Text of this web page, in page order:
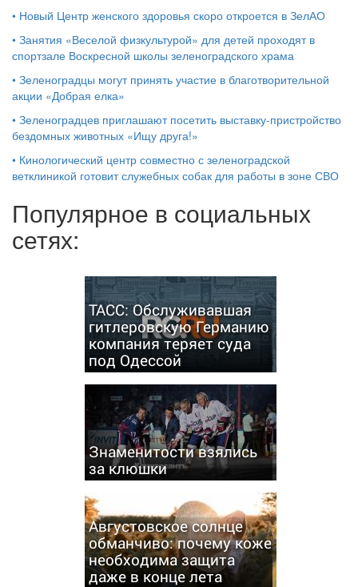
• Новый Центр женского здоровья скоро откроется в ЗелАО
• Занятия «Веселой физкультурой» для детей проходят в
спортзале Воскресной школы зеленоградского храма
• Зеленоградцы могут принять участие в благотворительной
акции «Добрая елка»
• Зеленоградцев приглашают посетить выставку-пристройство
бездомных животных «Ищу друга!»
• Кинологический центр совместно с зеленоградской
ветклиникой готовит служебных собак для работы в зоне СВО
Популярное в социальных
сетях:
ТАСС: Обслуживавшая
гитлеровскую Германию
компания теряет суда
под Одессой
Знаменитости взялись
за клюшки
Августовское солнце
обманчиво: почему коже
необходима защита
даже в конце лета